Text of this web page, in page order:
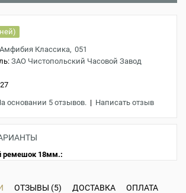
Классика 051
ЗАО Чистопольский Часовой Завод
основании 5 отзывов. | Написать отзыв
ремешок 18мм.:
ОТЗЫВЫ (5) ДОСТАВКА ОПЛАТА